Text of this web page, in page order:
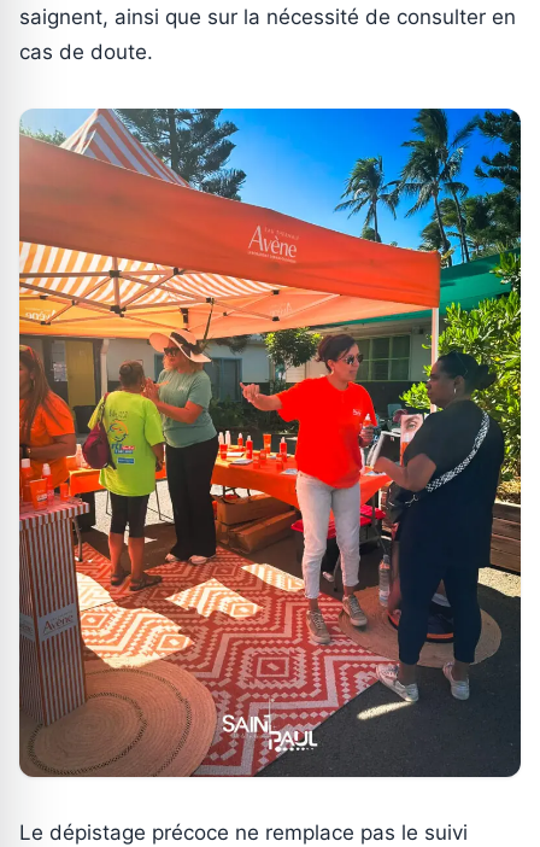
saignent, ainsi que sur la nécessité de consulter en
cas de doute.
Le dépistage précoce ne remplace pas le suivi